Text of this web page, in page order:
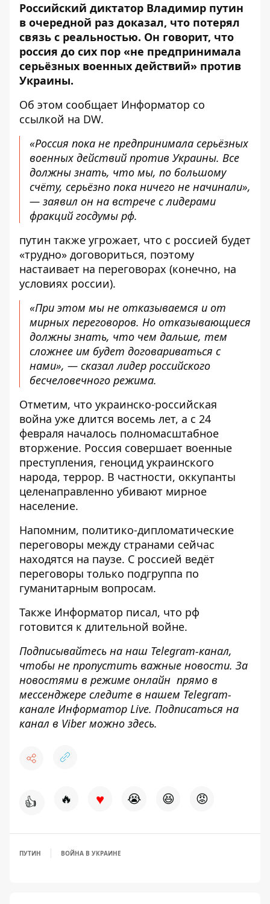
Российский диктатор Владимир путин
в очередной раз доказал, что потерял
связь с реальностью. Он говорит, что
россия до сих пор «не предпринимала
серьёзных военных действий» против
Украины.
Об этом сообщает Информатор со
ссылкой на DW.
«Россия пока не предпринимала серьёзных
военных действий против Украины. Все
должны знать, что мы, по большому
счёту, серьёзно пока ничего не начинали»,
— заявил он на встрече с лидерами
фракций госдумы рф.
путин также угрожает, что с россией будет
«трудно» договориться, поэтому
настаивает на переговорах (конечно, на
условиях россии).
«При этом мы не отказываемся и от
мирных переговоров. Но отказывающиеся
должны знать, что чем дальше, тем
сложнее им будет договариваться с
нами», — сказал лидер российского
бесчеловечного режима.
Отметим, что украинско-российская
война уже длится восемь лет, а с 24
февраля началось полномасштабное
вторжение. Россия совершает военные
преступления, геноцид украинского
народа, террор. В частности, оккупанты
целенаправленно убивают мирное
население.
Напомним, политико-дипломатические
переговоры между странами сейчас
находятся на паузе. С россией ведёт
переговоры только подгруппа по
гуманитарным вопросам.
Также Информатор писал, что рф
готовится к длительной войне.
Подписывайтесь на наш Telegram-канал,
чтобы не пропустить важные новости. За
новостями в режиме онлайн прямо в
мессенджере следите в нашем Telegram-
канале Информатор Live. Подписаться на
канал в Viber можно здесь.
👍 🔥 ♥ 😭 😆 😡
ПУТИН ВОЙНА В УКРАИНЕ